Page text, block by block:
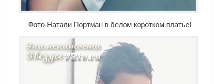
Фото-Натали Портман в белом коротком платье!